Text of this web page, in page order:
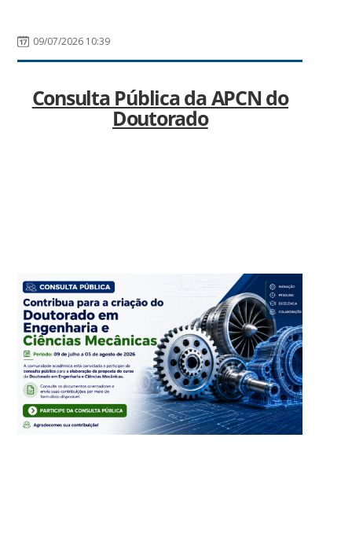
09/07/2026 10:39
Consulta Pública da APCN do
Doutorado